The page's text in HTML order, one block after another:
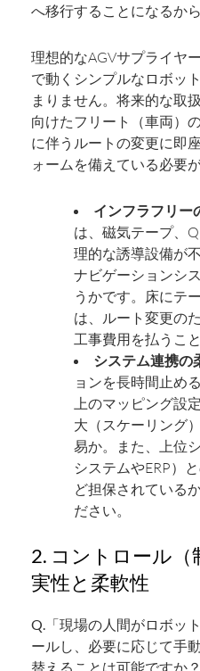
へ移行することになるから
理想的なAGVサプライヤ
で動くシンプルなロボッ
まりません。将来的な取
向けたフリート（車両）
に伴うルートの変更に即
ォームを備えている必要
インフラフリー
は、磁気テープ、
理的な誘導設備が
ナビゲーションシ
うかです。床にテ
は、ルート変更の
工事費用を払うこ
システム連携の
ョンを長時間止め
上のマッピング設
大（スケーリング
易か。また、上位
システムやERP）
ど担保されている
ださい。
2. コントロール（
実性と柔軟性
Q.「現場の人間がロボッ
ールし、必要に応じて手
替えることは可能ですか？